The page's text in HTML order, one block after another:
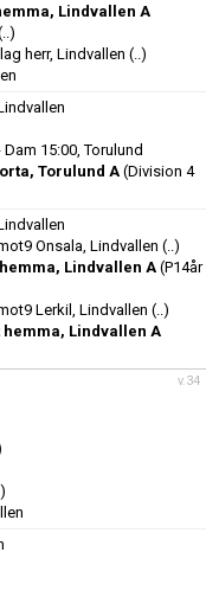
Lindvallen A
herr, Lindvallen (..)
15:00, Torulund
Torulund A (Division 4
Onsala, Lindvallen (..)
Lindvallen A (P14år
Lerkil, Lindvallen (..)
hemma, Lindvallen A
v.34